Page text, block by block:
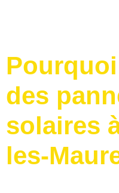
des
solaires
les-